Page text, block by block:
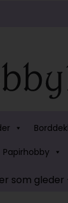
Papirhobby
som